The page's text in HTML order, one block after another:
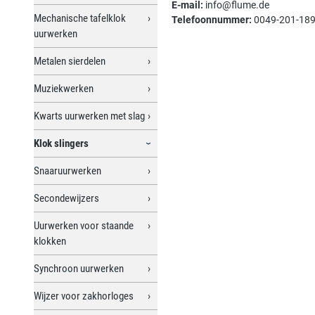
Mechanische tafelklok
uurwerken
Metalen sierdelen
Muziekwerken
Kwarts uurwerken met slag
Klok slingers
Snaaruurwerken
Secondewijzers
Uurwerken voor staande
klokken
Synchroon uurwerken
Wijzer voor zakhorloges
E-mail: info@flume.de
Telefoonnummer: 0049-201-